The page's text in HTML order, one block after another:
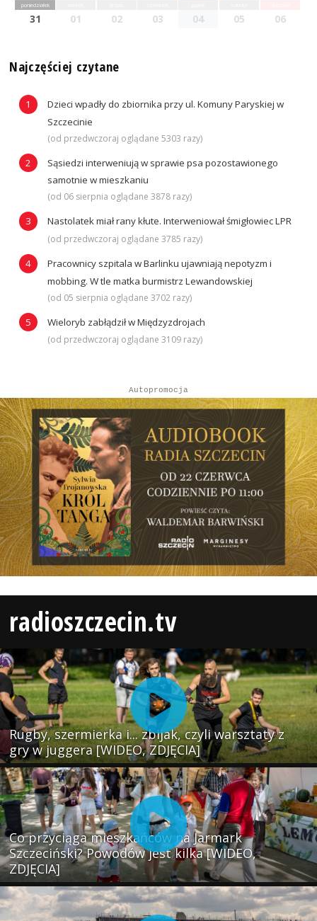
poniedziałek
31 01 02 03 04 05 06
Najczęściej czytane
Dzieci wpadły do zbiornika przy ul. Komuny Paryskiej w
Szczecinie
(od przedwczoraj oglądane 5303 razy)
Sąsiedzi interweniują w sprawie psa pozostawionego
samotnie w mieszkaniu
(od 06 sierpnia oglądane 3878 razy)
Nastolatek miał rany kłute. Interweniował śmigłowiec LPR
(od przedwczoraj oglądane 3785 razy)
Pracownicy szpitala w Barlinku ujawniają nepotyzm i
mobbing. W tle matka burmistrz Lewandowskiej
(od 05 sierpnia oglądane 3702 razy)
Wieloryb zabłądził w Międzyzdrojach
(od przedwczoraj oglądane 3109 razy)
Autopromocja
radioszczecin.tv
Rugby, szermierka i... zbijak, czyli warsztaty z
gry w juggera [WIDEO, ZDJĘCIA]
Co przyciąga mieszkańców na Jarmark
Szczeciński? Powodów jest kilka [WIDEO,
ZDJĘCIA]